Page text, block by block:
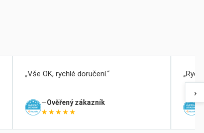
Vše OK, rychlé doručení.
Ověřený zákazník
★★★★★
›